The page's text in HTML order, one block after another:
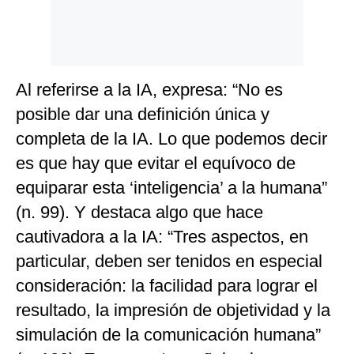
Al referirse a la IA, expresa: “No es
posible dar una definición única y
completa de la IA. Lo que podemos decir
es que hay que evitar el equívoco de
equiparar esta ‘inteligencia’ a la humana”
(n. 99). Y destaca algo que hace
cautivadora a la IA: “Tres aspectos, en
particular, deben ser tenidos en especial
consideración: la facilidad para lograr el
resultado, la impresión de objetividad y la
simulación de la comunicación humana”